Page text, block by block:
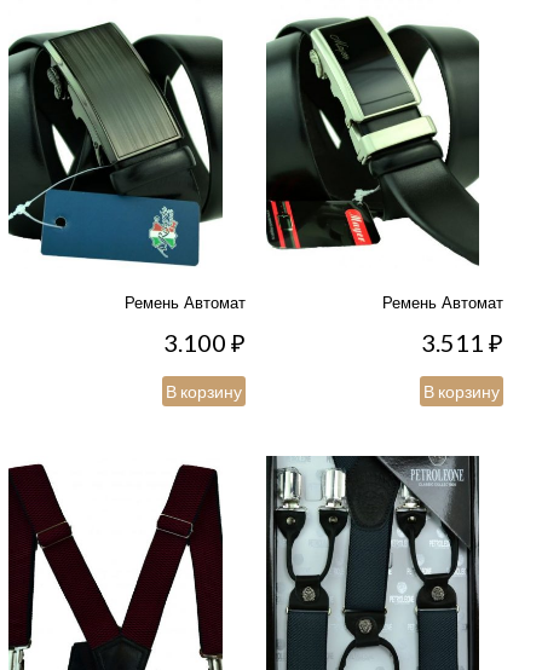
Ремень Автомат
3.100₽
В корзину
Ремень Автомат
3.511₽
В корзину